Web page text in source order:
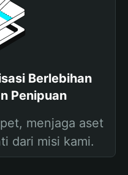
Berlebihan
Penipuan
menjaga aset
dari misi kami.